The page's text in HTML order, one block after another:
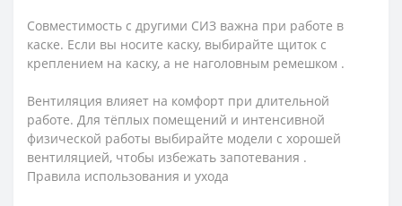
Совместимость с другими СИЗ важна при работе в
каске. Если вы носите каску, выбирайте щиток с
креплением на каску, а не наголовным ремешком .
Вентиляция влияет на комфорт при длительной
работе. Для тёплых помещений и интенсивной
физической работы выбирайте модели с хорошей
вентиляцией, чтобы избежать запотевания .
Правила использования и ухода